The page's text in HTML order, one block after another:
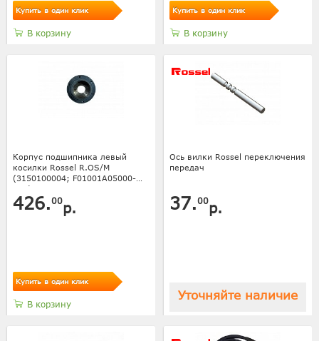
Купить в один клик
В корзину
Купить в один клик
В корзину
Корпус подшипника левый
косилки Rossel R.OS/M
(3150100004; F01001A05000-
001)
426.00р.
Купить в один клик
В корзину
Ось вилки Rossel переключения
передач
37.00р.
Уточняйте наличие